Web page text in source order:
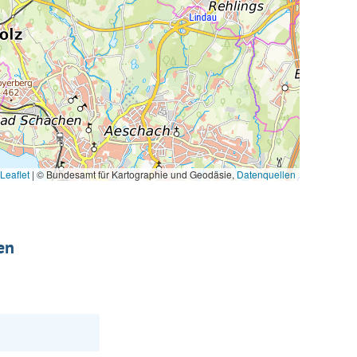
| © Bundesamt für Kartographie und Geodäsie,Datenquellen